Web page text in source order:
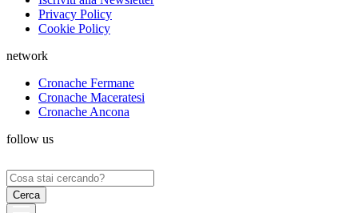
Privacy Policy
Cookie Policy
network
Cronache Fermane
Cronache Maceratesi
Cronache Ancona
follow us
Ricerca
per: